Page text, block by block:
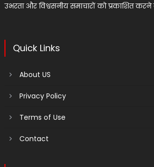
उभरता और विश्वसनीय समाचारों को प्रकाशित करने
Quick Links
About US
Privacy Policy
Terms of Use
Contact